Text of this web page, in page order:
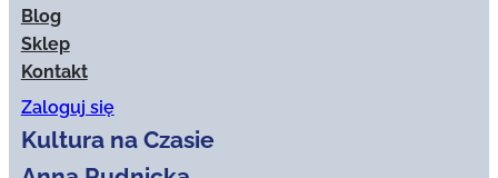
Blog
Sklep
Kontakt
Zaloguj się
Kultura na Czasie